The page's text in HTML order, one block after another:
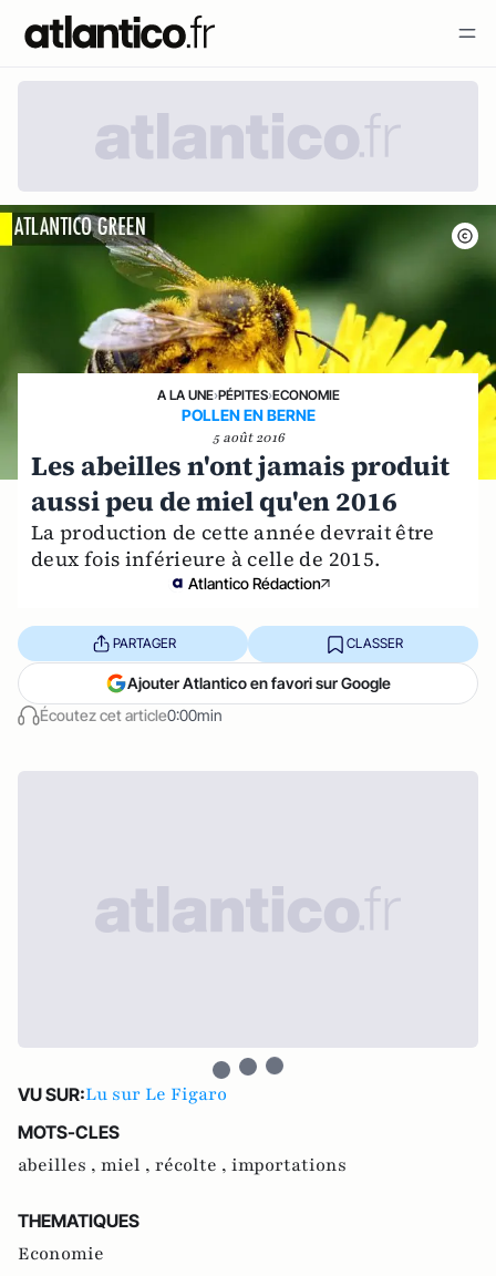
A LA UNE›PÉPITES›ECONOMIE
POLLEN EN BERNE
5 août 2016
Les abeilles n'ont jamais produit
aussi peu de miel qu'en 2016
La production de cette année devrait être
deux fois inférieure à celle de 2015.
Atlantico Rédaction
Écoutez cet article0:00min
PARTAGER CLASSER
Ajouter Atlantico en favori sur Google
VU SUR:Lu sur Le Figaro
MOTS-CLES
abeilles , miel , récolte , importations
THEMATIQUES
Economie